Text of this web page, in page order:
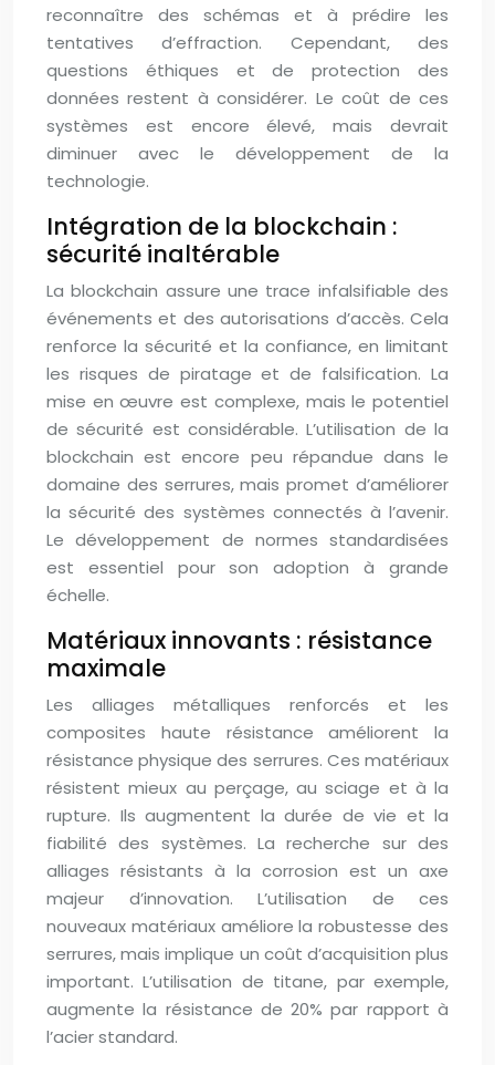
reconnaître des schémas et à prédire les
tentatives d’effraction. Cependant, des
questions éthiques et de protection des
données restent à considérer. Le coût de ces
systèmes est encore élevé, mais devrait
diminuer avec le développement de la
technologie.
Intégration de la blockchain :
sécurité inaltérable
La blockchain assure une trace infalsifiable des
événements et des autorisations d’accès. Cela
renforce la sécurité et la confiance, en limitant
les risques de piratage et de falsification. La
mise en œuvre est complexe, mais le potentiel
de sécurité est considérable. L’utilisation de la
blockchain est encore peu répandue dans le
domaine des serrures, mais promet d’améliorer
la sécurité des systèmes connectés à l’avenir.
Le développement de normes standardisées
est essentiel pour son adoption à grande
échelle.
Matériaux innovants : résistance
maximale
Les alliages métalliques renforcés et les
composites haute résistance améliorent la
résistance physique des serrures. Ces matériaux
résistent mieux au perçage, au sciage et à la
rupture. Ils augmentent la durée de vie et la
fiabilité des systèmes. La recherche sur des
alliages résistants à la corrosion est un axe
majeur d’innovation. L’utilisation de ces
nouveaux matériaux améliore la robustesse des
serrures, mais implique un coût d’acquisition plus
important. L’utilisation de titane, par exemple,
augmente la résistance de 20% par rapport à
l’acier standard.